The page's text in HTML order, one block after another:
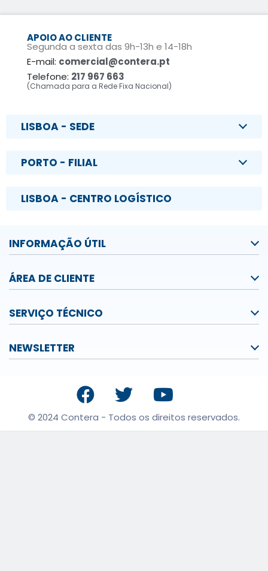
APOIO AO CLIENTE
Segunda a sexta das 9h-13h e 14-18h
E-mail: comercial@contera.pt
Telefone: 217 967 663
(Chamada para a Rede Fixa Nacional)
LISBOA - SEDE
PORTO - FILIAL
LISBOA - CENTRO LOGÍSTICO
INFORMAÇÃO ÚTIL
ÁREA DE CLIENTE
SERVIÇO TÉCNICO
NEWSLETTER
© 2024 Contera - Todos os direitos reservados.